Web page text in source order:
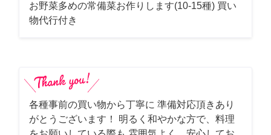
お野菜多めの常備菜お作りします(10-15種) 買い
物代行付き
各種事前の買い物から丁寧に 準備対応頂きあり
がとうございます！ 明るく和やかな方で、料理